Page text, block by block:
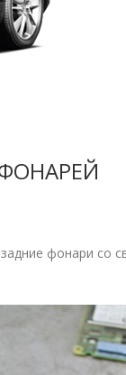
ФОНАРЕЙ
фонари со